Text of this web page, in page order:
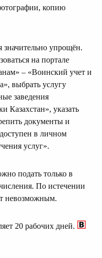
копию
значительно упрощён.
на портале
– «Воинский учет и
выбрать услугу
заведения
Казахстан», указать
документы и
доступен в личном
услуг».
подать только в
По истечении
невозможным.
20 рабочих дней.